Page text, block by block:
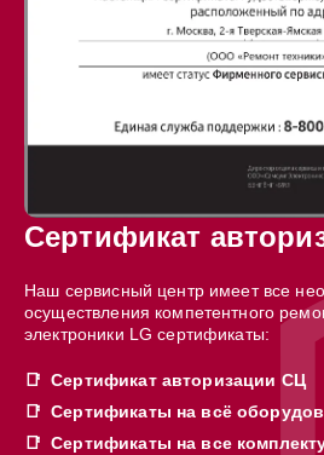
Сертификат
Наш сервисный центр имеет все
осуществления компетентного
электроники LG сертификаты:
Сертификат авторизации СЦ
Сертификаты на всё
Сертификаты на все